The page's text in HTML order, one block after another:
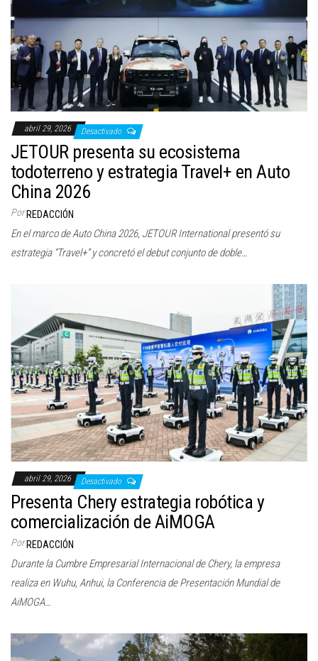
abril 29, 2026 Desactivado
JETOUR presenta su ecosistema
todoterreno y estrategia Travel+ en Auto
China 2026
Por REDACCIÓN
En el marco de Auto China 2026, JETOUR International presentó su
estrategia “Travel+” y concretó el debut conjunto de doble…
abril 29, 2026 Desactivado
Presenta Chery estrategia robótica y
comercialización de AiMOGA
Por REDACCIÓN
Durante la Cumbre Empresarial Internacional de Chery, la empresa
realiza en Wuhu, Anhui, la Conferencia de Presentación Mundial de
AiMOGA…